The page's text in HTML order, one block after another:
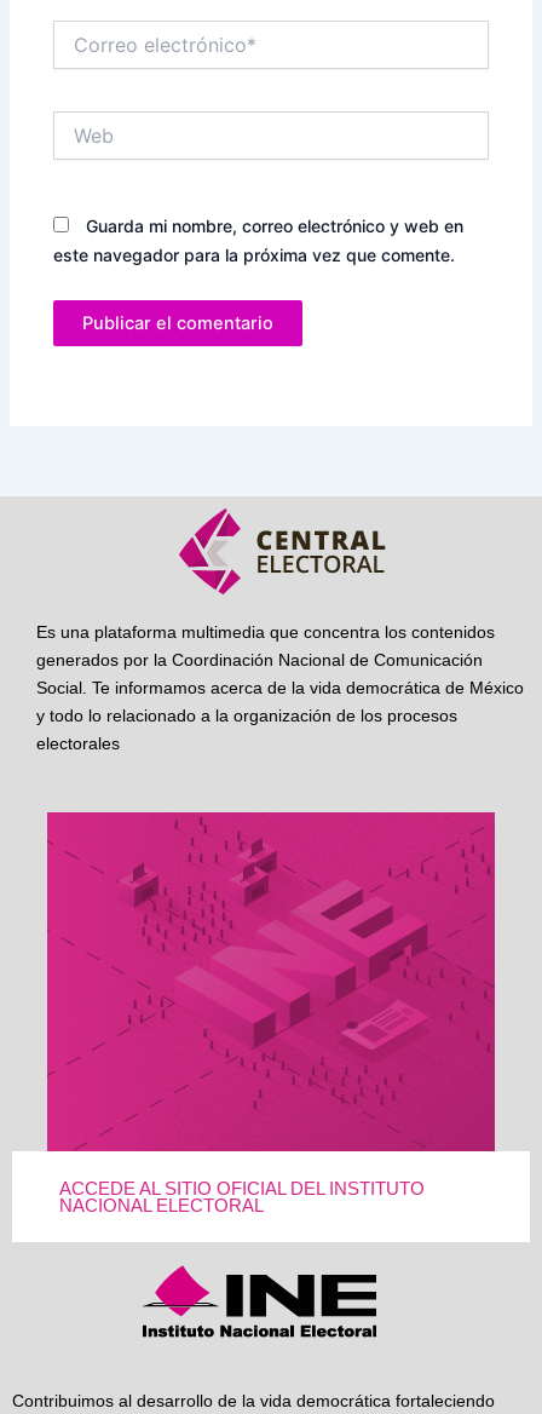
electrónico*
Guarda mi nombre, correo electrónico y web en
este navegador para la próxima vez que comente.
Es una plataforma multimedia que concentra los contenidos
generados por la Coordinación Nacional de Comunicación
Social. Te informamos acerca de la vida democrática de México
y todo lo relacionado a la organización de los procesos
electorales
ACCEDE AL SITIO OFICIAL DEL INSTITUTO
NACIONAL ELECTORAL
Contribuimos al desarrollo de la vida democrática fortaleciendo